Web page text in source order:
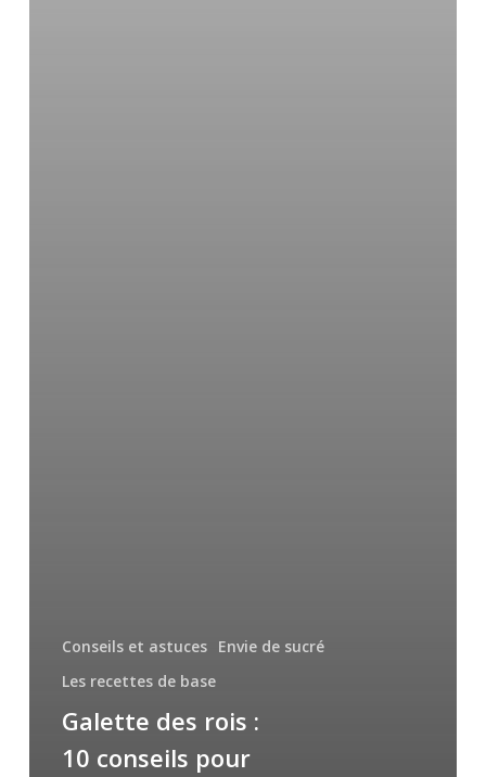
Conseils et astuces Envie de sucré
Les recettes de base
Galette des rois :
10 conseils pour